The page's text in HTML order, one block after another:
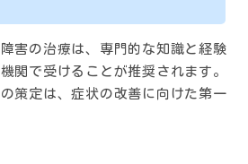
害の治療は、専門的な知識と経験
関で受けることが推奨されます。
策定は、症状の改善に向けた第一